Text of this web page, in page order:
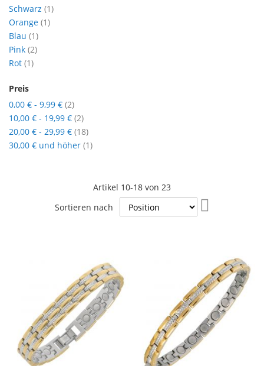
Artikel 10-18 von 23
Sortieren nach
Schwarz 1Artikel
Orange 1Artikel
Blau 1Artikel
Pink 2Artikel
Rot 1Artikel
Preis
0,00 € - 9,99 € 2Artikel
10,00 € - 19,99 € 2Artikel
20,00 € - 29,99 € 18Artikel
30,00 € und höher 1Artikel